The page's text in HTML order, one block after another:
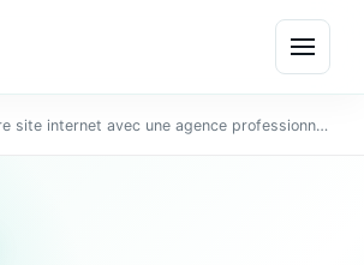
Menu
Créez votre site internet avec une agence professionnelle